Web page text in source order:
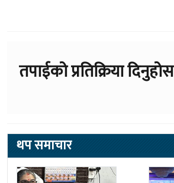
तपाईको प्रतिक्रिया दिनुहोस
थप समाचार